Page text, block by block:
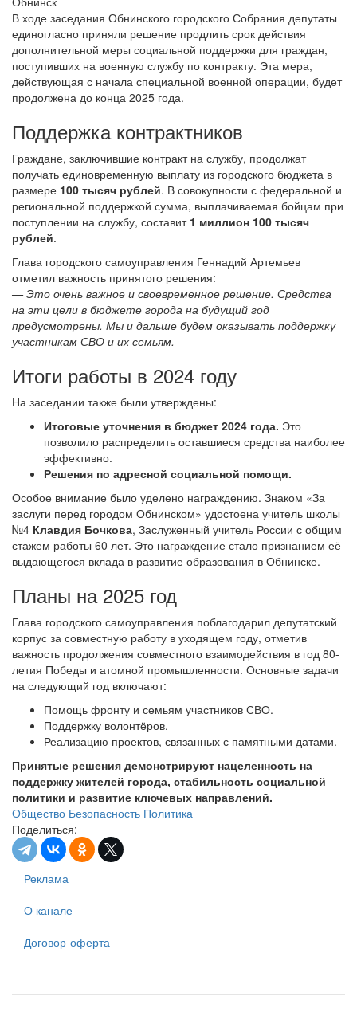
В ходе заседания Обнинского городского Собрания депутаты
единогласно приняли решение продлить срок действия
дополнительной меры социальной поддержки для граждан,
поступивших на военную службу по контракту. Эта мера,
действующая с начала специальной военной операции, будет
продолжена до конца 2025 года.
Поддержка контрактников
Граждане, заключившие контракт на службу, продолжат
получать единовременную выплату из городского бюджета в
размере 100 тысяч рублей. В совокупности с федеральной и
региональной поддержкой сумма, выплачиваемая бойцам при
поступлении на службу, составит 1 миллион 100 тысяч
рублей.
Глава городского самоуправления Геннадий Артемьев
отметил важность принятого решения:
— Это очень важное и своевременное решение. Средства
на эти цели в бюджете города на будущий год
предусмотрены. Мы и дальше будем оказывать поддержку
участникам СВО и их семьям.
Итоги работы в 2024 году
На заседании также были утверждены:
Итоговые уточнения в бюджет 2024 года. Это
позволило распределить оставшиеся средства наиболее
эффективно.
Решения по адресной социальной помощи.
Особое внимание было уделено награждению. Знаком «За
заслуги перед городом Обнинском» удостоена учитель школы
№4 Клавдия Бочкова, Заслуженный учитель России с общим
стажем работы 60 лет. Это награждение стало признанием её
выдающегося вклада в развитие образования в Обнинске.
Планы на 2025 год
Глава городского самоуправления поблагодарил депутатский
корпус за совместную работу в уходящем году, отметив
важность продолжения совместного взаимодействия в год 80-
летия Победы и атомной промышленности. Основные задачи
на следующий год включают:
Помощь фронту и семьям участников СВО.
Поддержку волонтёров.
Реализацию проектов, связанных с памятными датами.
Принятые решения демонстрируют нацеленность на
поддержку жителей города, стабильность социальной
политики и развитие ключевых направлений.
Общество Безопасность Политика
Поделиться:
Реклама
О канале
Договор-оферта